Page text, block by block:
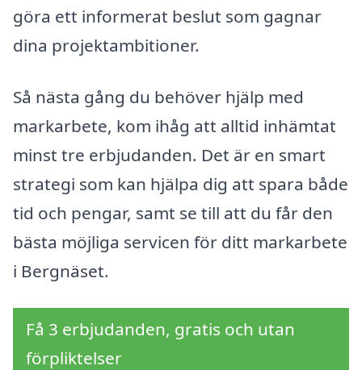
göra ett informerat beslut som gagnar
dina projektambitioner.
Så nästa gång du behöver hjälp med
markarbete, kom ihåg att alltid inhämtat
minst tre erbjudanden. Det är en smart
strategi som kan hjälpa dig att spara både
tid och pengar, samt se till att du får den
bästa möjliga servicen för ditt markarbete
i Bergnäset.
Få 3 erbjudanden, gratis och utan
förpliktelser